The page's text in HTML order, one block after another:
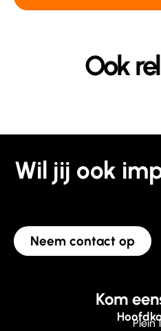
Ook
Wil jij ook
Neem contact op
Kom
Plein